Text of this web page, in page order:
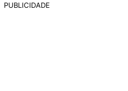
PUBLICIDADE